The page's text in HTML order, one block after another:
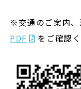
※交通のご案内、
PDF
をご確認く